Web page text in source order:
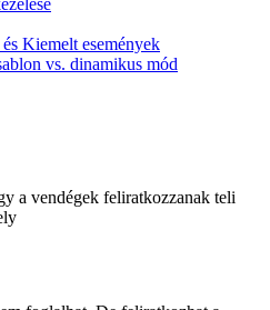
Kiemelt események
vs. dinamikus mód
a vendégek feliratkozzanak teli